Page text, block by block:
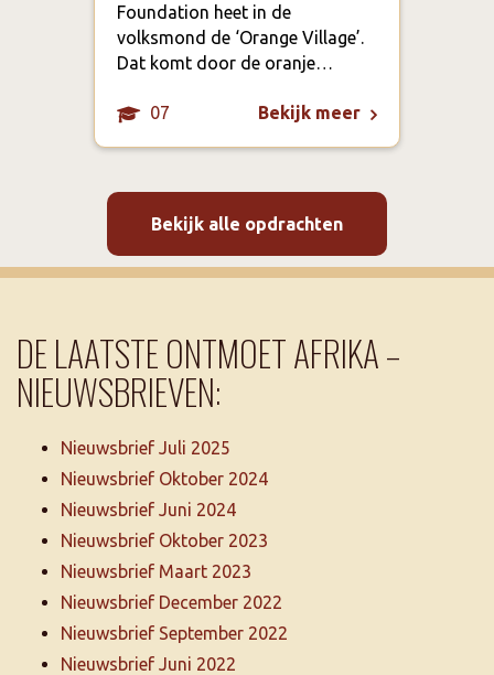
Foundation heet in de
volksmond de ‘Orange Village’.
Dat komt door de oranje…
07 Bekijk meer
Bekijk alle opdrachten
DE LAATSTE ONTMOET AFRIKA –
NIEUWSBRIEVEN:
Nieuwsbrief Juli 2025
Nieuwsbrief Oktober 2024
Nieuwsbrief Juni 2024
Nieuwsbrief Oktober 2023
Nieuwsbrief Maart 2023
Nieuwsbrief December 2022
Nieuwsbrief September 2022
Nieuwsbrief Juni 2022